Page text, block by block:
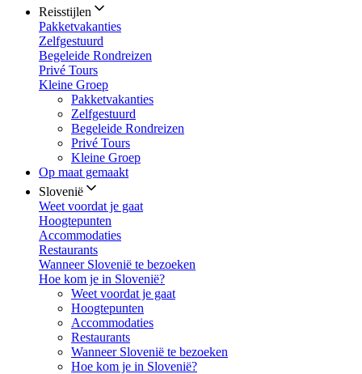
Reisstijlen
Pakketvakanties
Zelfgestuurd
Begeleide Rondreizen
Privé Tours
Kleine Groep
Pakketvakanties
Zelfgestuurd
Begeleide Rondreizen
Privé Tours
Kleine Groep
Op maat gemaakt
Slovenië
Weet voordat je gaat
Hoogtepunten
Accommodaties
Restaurants
Wanneer Slovenië te bezoeken
Hoe kom je in Slovenië?
Weet voordat je gaat
Hoogtepunten
Accommodaties
Restaurants
Wanneer Slovenië te bezoeken
Hoe kom je in Slovenië?